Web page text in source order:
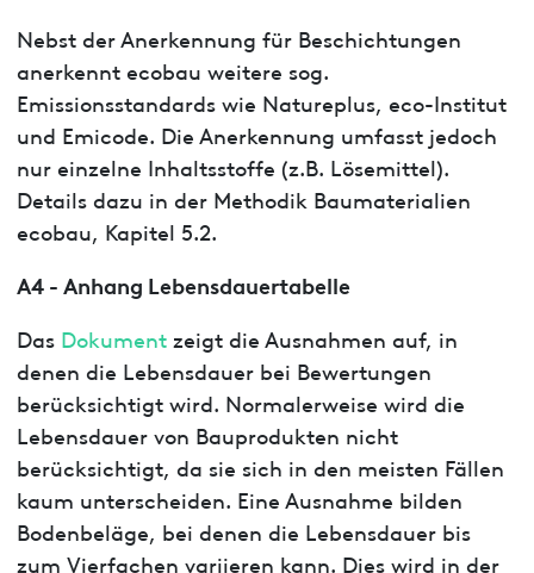
Nebst der Anerkennung für Beschichtungen
anerkennt ecobau weitere sog.
Emissionsstandards wie Natureplus, eco-Institut
und Emicode. Die Anerkennung umfasst jedoch
nur einzelne Inhaltsstoffe (z.B. Lösemittel).
Details dazu in der Methodik Baumaterialien
ecobau, Kapitel 5.2.
A4 - Anhang Lebensdauertabelle
Das Dokumentzeigt die Ausnahmen auf, in
denen die Lebensdauer bei Bewertungen
berücksichtigt wird. Normalerweise wird die
Lebensdauer von Bauprodukten nicht
berücksichtigt, da sie sich in den meisten Fällen
kaum unterscheiden. Eine Ausnahme bilden
Bodenbeläge, bei denen die Lebensdauer bis
zum Vierfachen variieren kann. Dies wird in der